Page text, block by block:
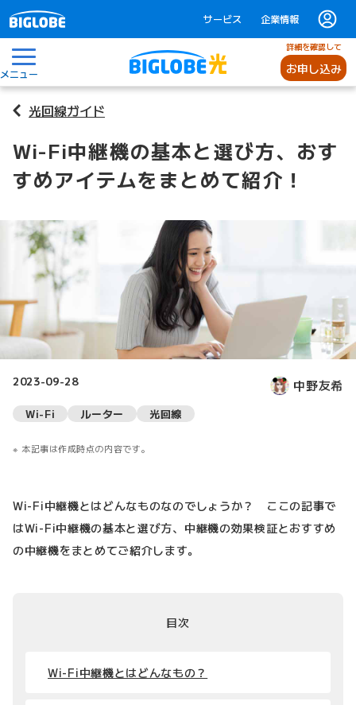
サービス 企業情報
メニュー
詳細を確認して
お申し込み
光回線ガイド
Wi-Fi中継機の基本と選び方、おす
すめアイテムをまとめて紹介！
2023-09-28 中野友希
Wi-Fi ルーター 光回線
本記事は作成時点の内容です。
Wi-Fi中継機とはどんなものなのでしょうか？ ここの記事で
はWi-Fi中継機の基本と選び方、中継機の効果検証とおすすめ
の中継機をまとめてご紹介します。
目次
Wi-Fi中継機とはどんなもの？